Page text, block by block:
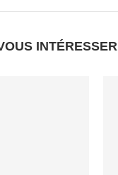
INTÉRESSER